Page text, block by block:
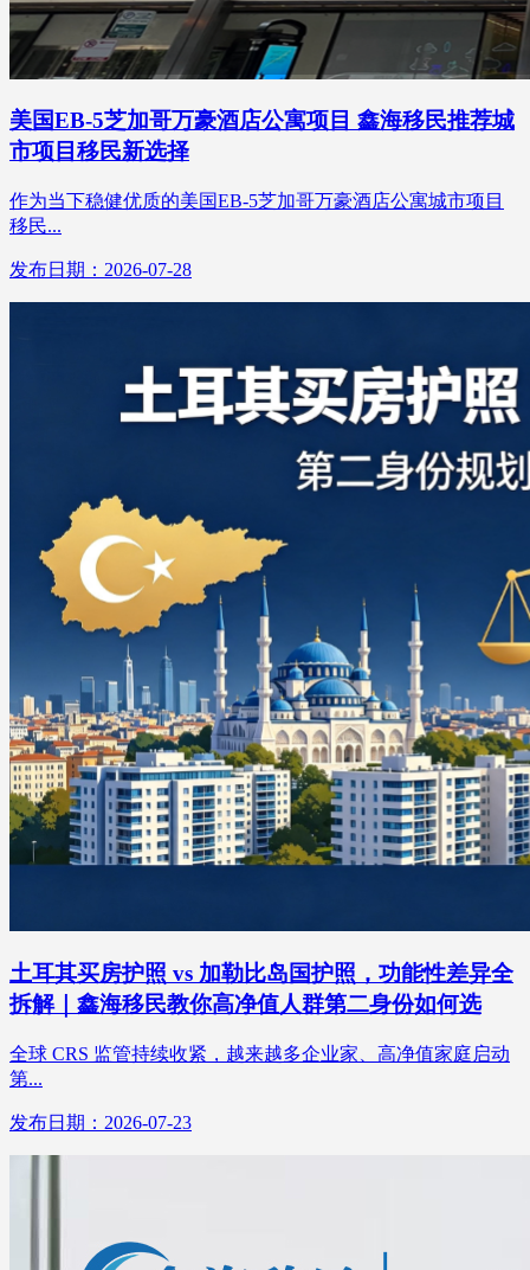
美国EB-5芝加哥万豪酒店公寓项目 鑫海移民推荐城
市项目移民新选择
作为当下稳健优质的美国EB-5芝加哥万豪酒店公寓城市项目
移民...
发布日期：2026-07-28
土耳其买房护照 vs 加勒比岛国护照，功能性差异全
拆解｜鑫海移民教你高净值人群第二身份如何选
全球 CRS 监管持续收紧，越来越多企业家、高净值家庭启动
第...
发布日期：2026-07-23